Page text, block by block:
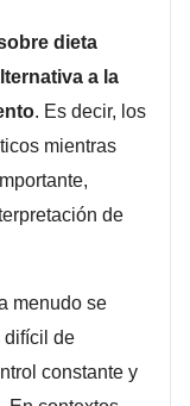
dieta
a la
. Es decir, los
mientras
de
menudo se
difícil de
constante y